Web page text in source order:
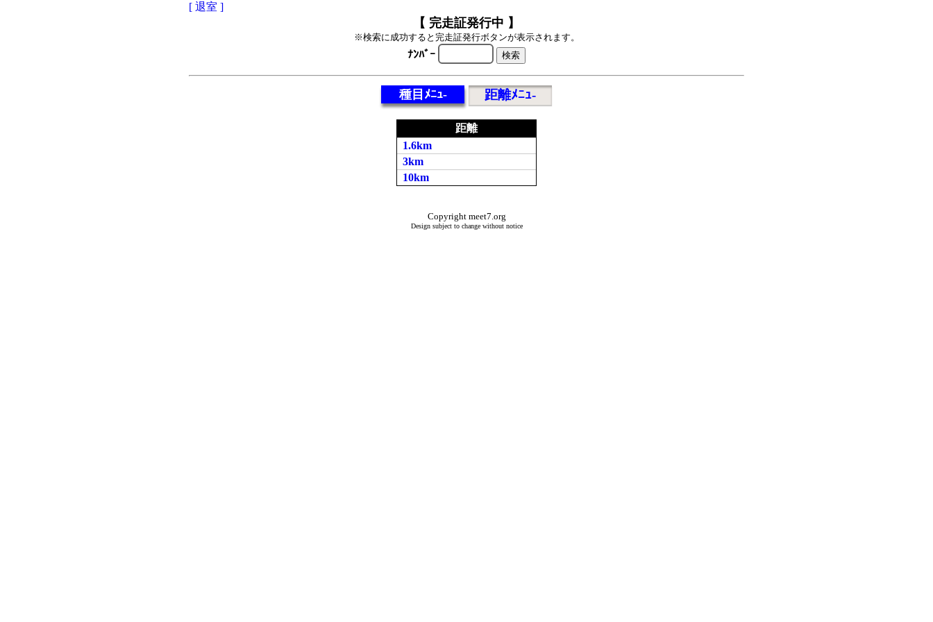
[ 退室 ]
【 完走証発行中 】
※検索に成功すると完走証発行ボタンが表示されます。
ﾅﾝﾊﾞｰ
種目ﾒﾆｭ- 距離ﾒﾆｭ-
距離
1.6km
3km
10km
Copyright meet7.org
Design subject to change without notice